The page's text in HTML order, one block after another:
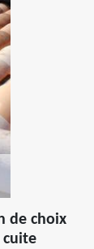
de choix
cuite